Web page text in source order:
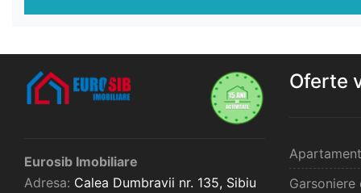
Eurosib Imobiliare
Adresa: Calea Dumbravii nr. 135, Sibiu
Oferte
Garsoniere